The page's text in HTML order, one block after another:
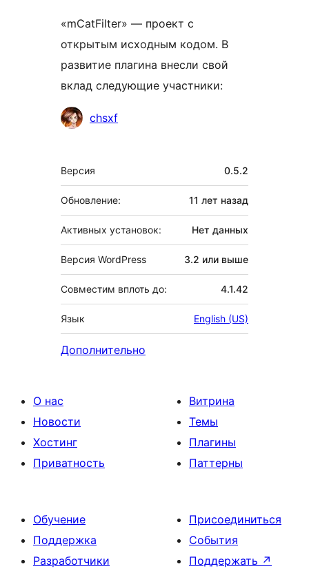
«mCatFilter» — проект с
открытым исходным кодом. В
развитие плагина внесли свой
вклад следующие участники:
Участники
chsxf
Мета
Версия 0.5.2
Обновление: 11 лет назад
Активных установок: Нет данных
Версия WordPress 3.2 или выше
Совместим вплоть до: 4.1.42
Язык English (US)
Дополнительно
О нас
Новости
Хостинг
Приватность
Витрина
Темы
Плагины
Паттерны
Обучение
Поддержка
Разработчики
Присоединиться
События
Поддержать ↗